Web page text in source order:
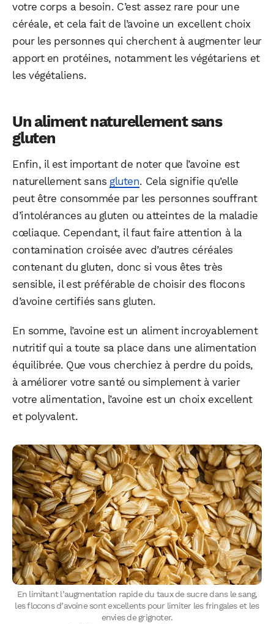
votre corps a besoin. C’est assez rare pour une
céréale, et cela fait de l’avoine un excellent choix
pour les personnes qui cherchent à augmenter leur
apport en protéines, notamment les végétariens et
les végétaliens.
Un aliment naturellement sans
gluten
Enfin, il est important de noter que l’avoine est
naturellement sans gluten. Cela signifie qu’elle
peut être consommée par les personnes souffrant
d’intolérances au gluten ou atteintes de la maladie
cœliaque. Cependant, il faut faire attention à la
contamination croisée avec d’autres céréales
contenant du gluten, donc si vous êtes très
sensible, il est préférable de choisir des flocons
d’avoine certifiés sans gluten.
En somme, l’avoine est un aliment incroyablement
nutritif qui a toute sa place dans une alimentation
équilibrée. Que vous cherchiez à perdre du poids,
à améliorer votre santé ou simplement à varier
votre alimentation, l’avoine est un choix excellent
et polyvalent.
En limitant l’augmentation rapide du taux de sucre dans le sang,
les flocons d’avoine sont excellents pour limiter les fringales et les
envies de grignoter.